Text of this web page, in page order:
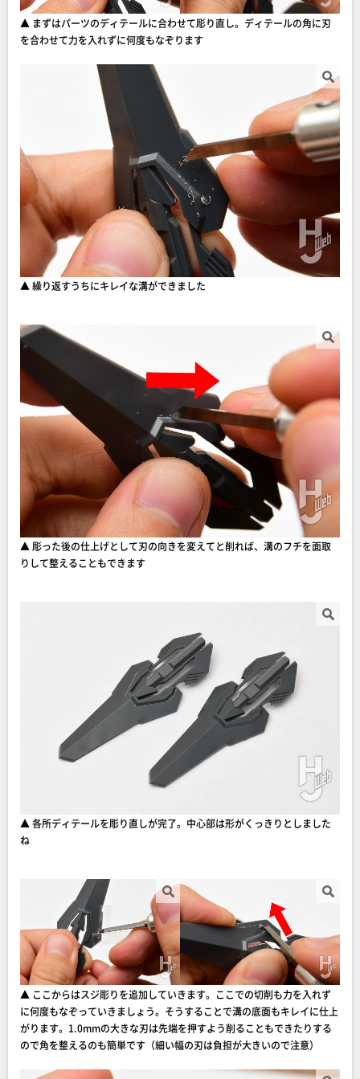
▲ まずはパーツのディテールに合わせて彫り直し。ディテールの角に刃
を合わせて力を入れずに何度もなぞります
▲ 繰り返すうちにキレイな溝ができました
▲ 彫った後の仕上げとして刃の向きを変えてと削れば、溝のフチを面取
りして整えることもできます
▲ 各所ディテールを彫り直しが完了。中心部は形がくっきりとしました
ね
▲ ここからはスジ彫りを追加していきます。ここでの切削も力を入れず
に何度もなぞっていきましょう。そうすることで溝の底面もキレイに仕上
がります。1.0mmの大きな刃は先端を押すよう削ることもできたりする
ので角を整えるのも簡単です（細い幅の刃は負担が大きいので注意）